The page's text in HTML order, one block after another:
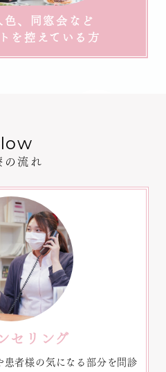
色、同窓会など
を控えている方
の流れ
セリング
者様の気になる部分を問診